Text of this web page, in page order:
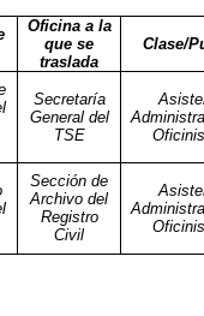
Oficina a la
que se
traslada
Clase/
Secretaría
General del
TSE
Sección de
Archivo del
Registro
Civil